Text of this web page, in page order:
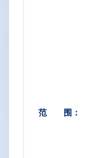
范 围：